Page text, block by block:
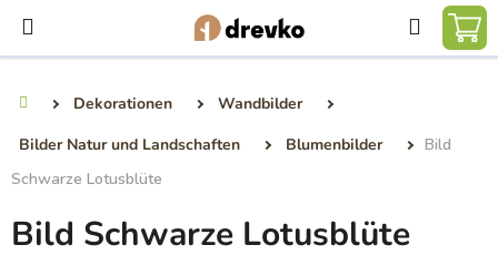
Inhalt
springen
Suchen
Dekorationen
Wandbilder
Bilder Natur und Landschaften
Blumenbilder
Bild
Schwarze Lotusblüte
Bild Schwarze Lotusblüte